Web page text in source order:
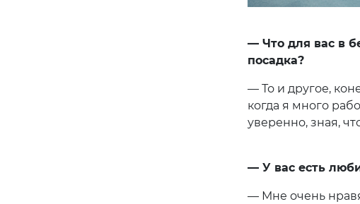
— Что для вас в
посадка?
— То и другое,
когда я много
уверенно, зная,
— У вас есть
— Мне очень